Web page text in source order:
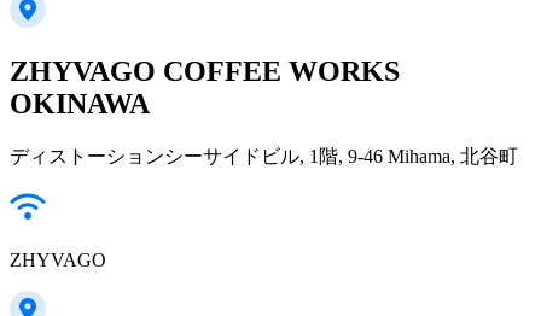
ZHYVAGO COFFEE WORKS
OKINAWA
ディストーションシーサイドビル, 1階, 9-46 Mihama, 北谷町
ZHYVAGO